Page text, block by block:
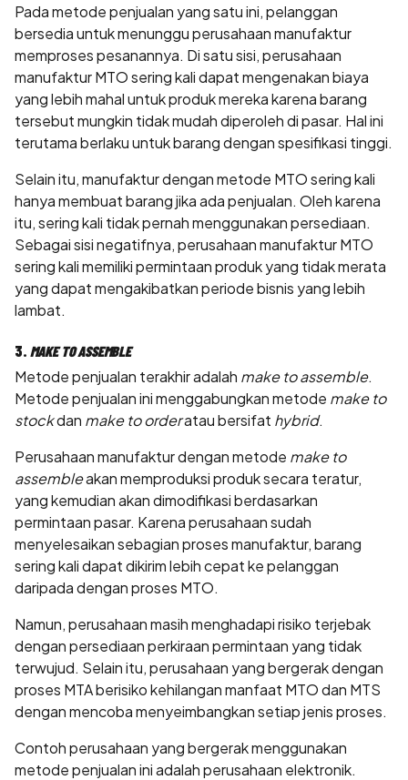
Pada metode penjualan yang satu ini, pelanggan
bersedia untuk menunggu perusahaan manufaktur
memproses pesanannya. Di satu sisi, perusahaan
manufaktur MTO sering kali dapat mengenakan biaya
yang lebih mahal untuk produk mereka karena barang
tersebut mungkin tidak mudah diperoleh di pasar. Hal ini
terutama berlaku untuk barang dengan spesifikasi tinggi.
Selain itu, manufaktur dengan metode MTO sering kali
hanya membuat barang jika ada penjualan. Oleh karena
itu, sering kali tidak pernah menggunakan persediaan.
Sebagai sisi negatifnya, perusahaan manufaktur MTO
sering kali memiliki permintaan produk yang tidak merata
yang dapat mengakibatkan periode bisnis yang lebih
lambat.
3. MAKE TO ASSEMBLE
Metode penjualan terakhir adalah make to assemble.
Metode penjualan ini menggabungkan metode make to
stockdan make to orderatau bersifat hybrid.
Perusahaan manufaktur dengan metode make to
assembleakan memproduksi produk secara teratur,
yang kemudian akan dimodifikasi berdasarkan
permintaan pasar. Karena perusahaan sudah
menyelesaikan sebagian proses manufaktur, barang
sering kali dapat dikirim lebih cepat ke pelanggan
daripada dengan proses MTO.
Namun, perusahaan masih menghadapi risiko terjebak
dengan persediaan perkiraan permintaan yang tidak
terwujud. Selain itu, perusahaan yang bergerak dengan
proses MTA berisiko kehilangan manfaat MTO dan MTS
dengan mencoba menyeimbangkan setiap jenis proses.
Contoh perusahaan yang bergerak menggunakan
metode penjualan ini adalah perusahaan elektronik.